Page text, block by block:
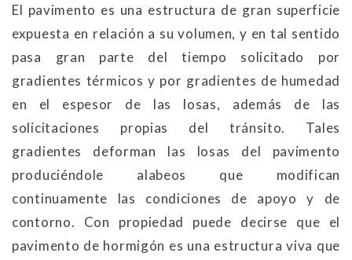
El pavimento es una estructura de gran superficie
expuesta en relación a su volumen, y en tal sentido
pasa gran parte del tiempo solicitado por
gradientes térmicos y por gradientes de humedad
en el espesor de las losas, además de las
solicitaciones propias del tránsito. Tales
gradientes deforman las losas del pavimento
produciéndole alabeos que modifican
continuamente las condiciones de apoyo y de
contorno. Con propiedad puede decirse que el
pavimento de hormigón es una estructura viva que